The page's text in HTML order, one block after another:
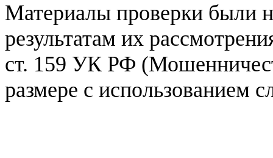
Материалы проверки были
результатам их
ст. 159 УК РФ
размере с использованием